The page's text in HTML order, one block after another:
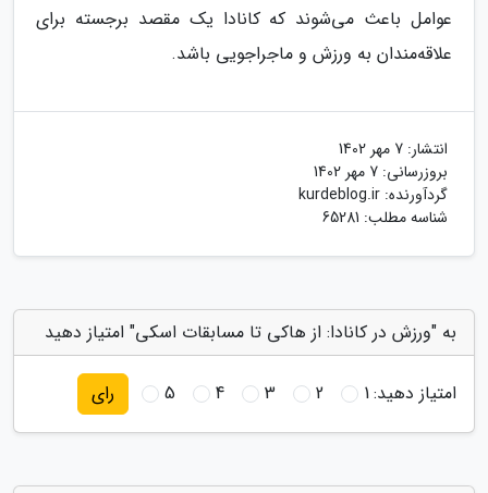
عوامل باعث می‌شوند که کانادا یک مقصد برجسته برای
علاقه‌مندان به ورزش و ماجراجویی باشد.
انتشار: 7 مهر 1402
بروزرسانی: 7 مهر 1402
گردآورنده: kurdeblog.ir
شناسه مطلب: 65281
به "ورزش در کانادا: از هاکی تا مسابقات اسکی" امتیاز دهید
امتیاز دهید:1
2
3
4
5 رای